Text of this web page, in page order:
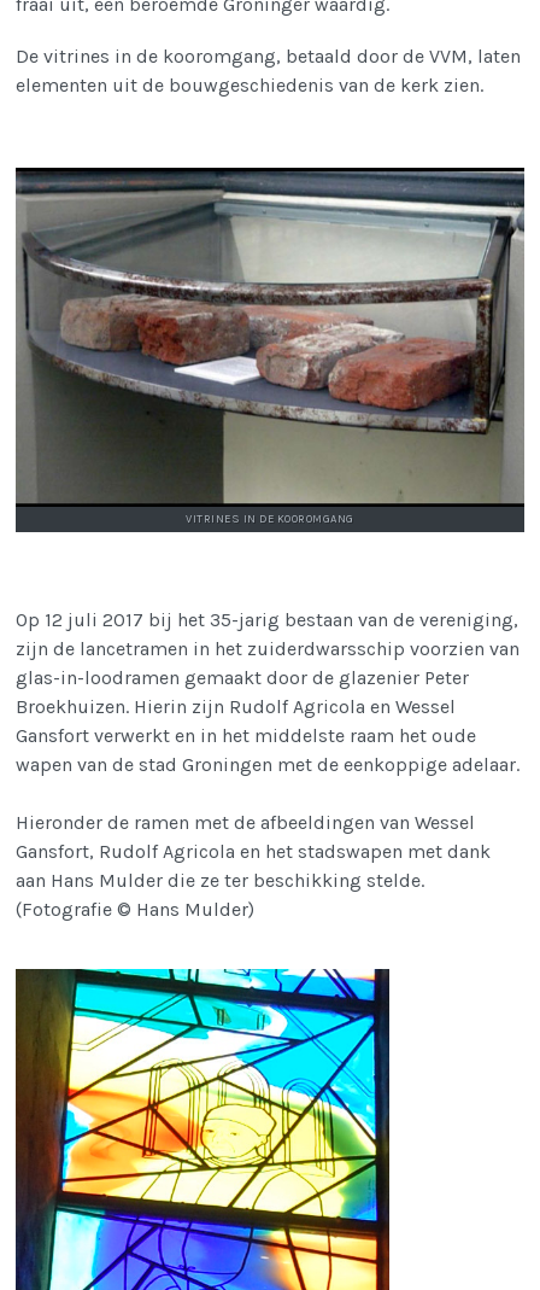
De vitrines in de kooromgang, betaald door de VVM, laten
elementen uit de bouwgeschiedenis van de kerk zien.
VITRINES IN DE KOOROMGANG
Op 12 juli 2017 bij het 35-jarig bestaan van de vereniging,
zijn de lancetramen in het zuiderdwarsschip voorzien van
glas-in-loodramen gemaakt door de glazenier Peter
Broekhuizen. Hierin zijn Rudolf Agricola en Wessel
Gansfort verwerkt en in het middelste raam het oude
wapen van de stad Groningen met de eenkoppige adelaar.
Hieronder de ramen met de afbeeldingen van Wessel
Gansfort, Rudolf Agricola en het stadswapen met dank
aan Hans Mulder die ze ter beschikking stelde.
(Fotografie © Hans Mulder)